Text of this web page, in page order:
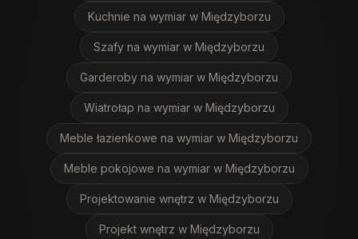
Kuchnie na wymiar w Międzyborzu
Szafy na wymiar w Międzyborzu
Garderoby na wymiar w Międzyborzu
Wiatrołap na wymiar w Międzyborzu
Meble łazienkowe na wymiar w Międzyborzu
Meble pokojowe na wymiar w Międzyborzu
Projektowanie wnętrz w Międzyborzu
Projekt wnętrz w Międzyborzu